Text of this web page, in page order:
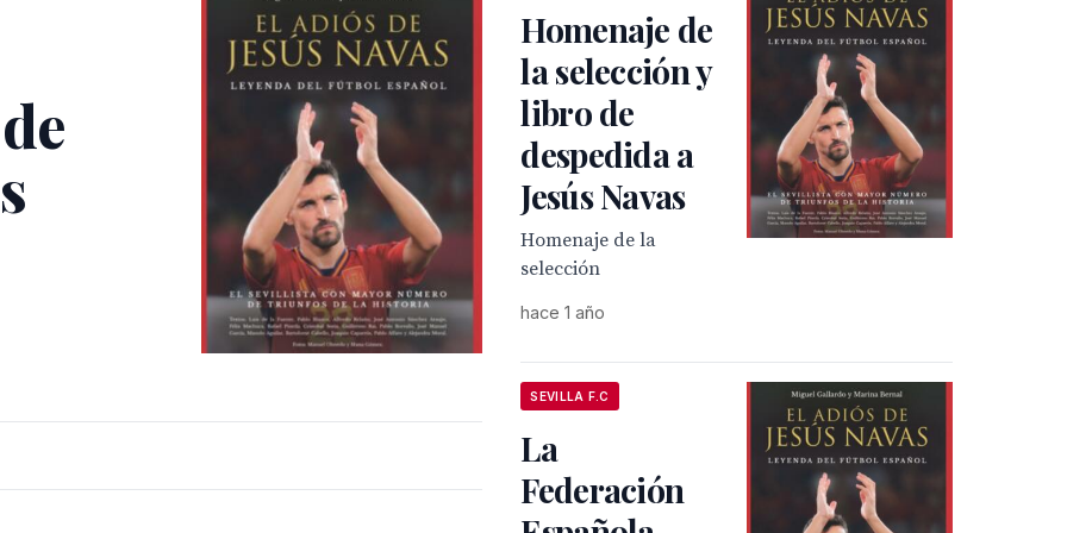
Homenaje de
la selección y
libro de
despedida a
Jesús Navas
Homenaje de la
selección
hace 1 año
SEVILLA F.C
La
Federación